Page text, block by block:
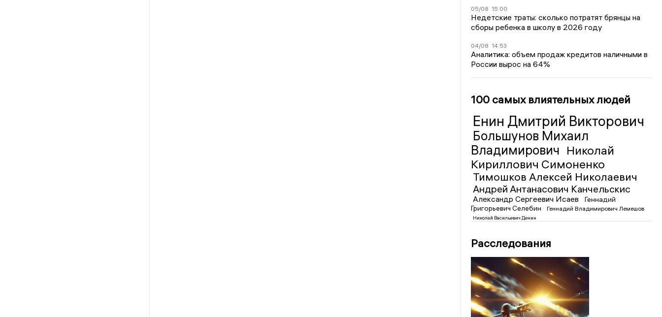
05/08 15:00
Недетские траты: сколько потратят брянцы на
сборы ребенка в школу в 2026 году
04/08 14:53
Аналитика: объем продаж кредитов наличными в
России вырос на 64%
100 самых влиятельных людей
Енин Дмитрий Викторович
Большунов Михаил
Владимирович Николай
Кириллович Симоненко
Тимошков Алексей Николаевич
Андрей Антанасович Канчельскис
Александр Сергеевич Исаев
Геннадий
Григорьевич Селебин
Геннадий Владимирович Лемешов
Николай Васильевич Денин
Расследования